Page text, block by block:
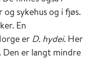
sykehus og i fjøs.
En
er D. hydei. Her
er langt mindre